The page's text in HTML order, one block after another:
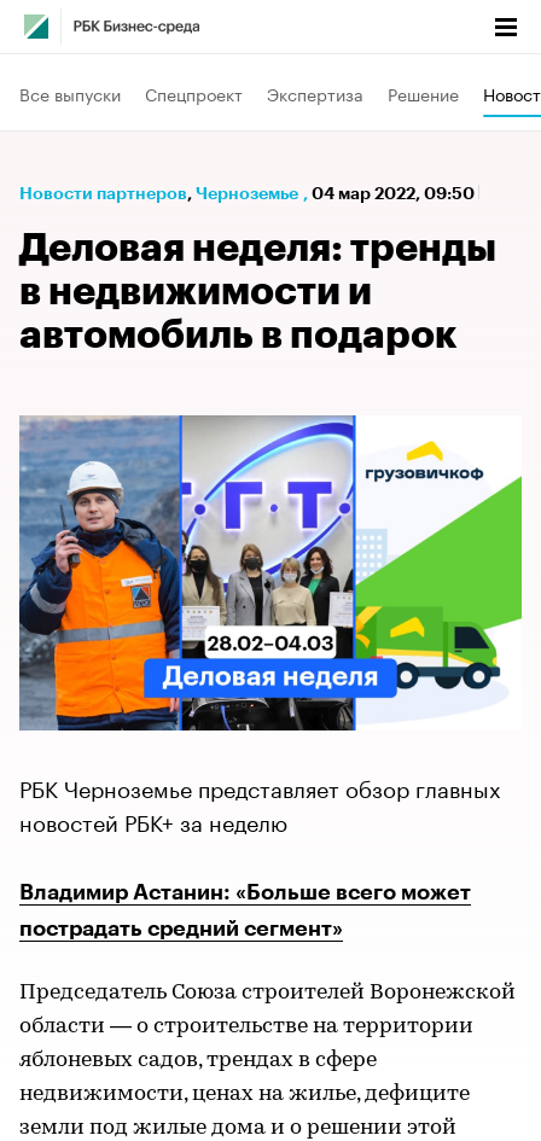
Все выпуски Спецпроект Экспертиза Решение
Новости партнеров⁠, Черноземье , 04 мар 2022, 09:50
Деловая неделя: тренды
в недвижимости и
автомобиль в подарок
РБК Черноземье представляет обзор главных
новостей РБК+ за неделю
Владимир Астанин: «Больше всего может
пострадать средний сегмент»
Председатель Союза строителей Воронежской
области — о строительстве на территории
яблоневых садов, трендах в сфере
недвижимости, ценах на жилье, дефиците
земли под жилые дома и о решении этой